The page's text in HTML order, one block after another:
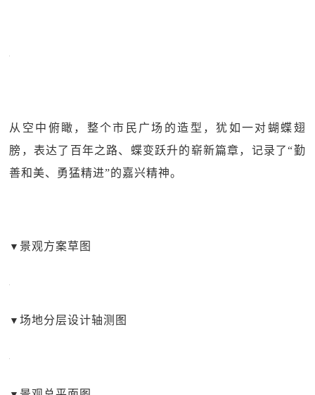
从空中俯瞰，整个市民广场的造型，犹如一对蝴蝶翅
膀，表达了百年之路、蝶变跃升的崭新篇章，记录了“勤
善和美、勇猛精进”的嘉兴精神。
▼ 景观方案草图
▼场地分层设计轴测图